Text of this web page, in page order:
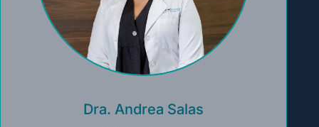
Dra. Andrea Salas